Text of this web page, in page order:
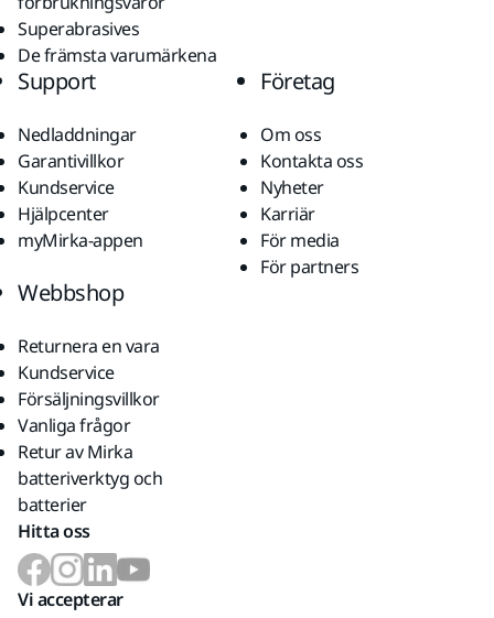
Superabrasives
De främsta varumärkena
Support
Nedladdningar
Garantivillkor
Kundservice
Hjälpcenter
myMirka-appen
Företag
Om oss
Kontakta oss
Nyheter
Karriär
För media
För partners
Webbshop
Returnera en vara
Kundservice
Försäljningsvillkor
Vanliga frågor
Retur av Mirka
batteriverktyg och
batterier
Hitta oss
Vi accepterar